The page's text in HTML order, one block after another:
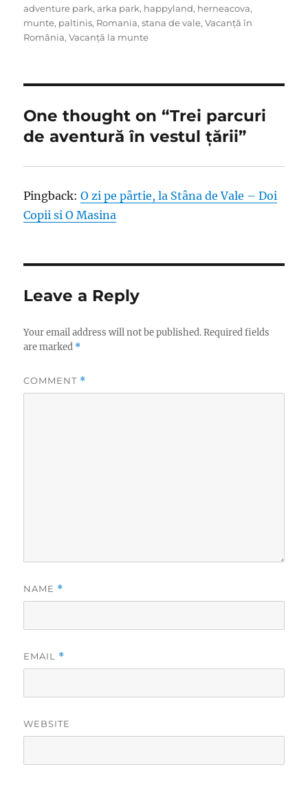
on
adventure park,arka park, happyland, herneacova,
munte, paltinis, Romania,stana de vale,Vacanță în
România,Vacanță la munte
One thought on “Trei parcuri
de aventură în vestul țării”
Pingback:O zi pe pârtie, la Stâna de Vale – Doi
Copii si O Masina
Leave a Reply
Your email address will not be published. Required fields
are marked *
COMMENT *
NAME *
EMAIL *
WEBSITE